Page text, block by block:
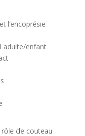
l’encoprésie
adulte/enfant
rôle de couteau